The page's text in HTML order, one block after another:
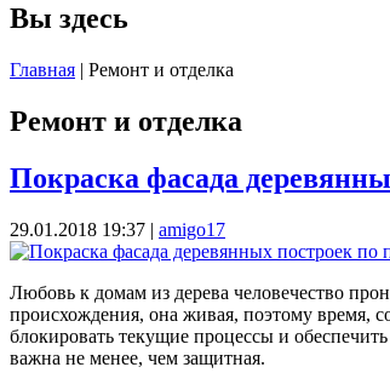
Вы здесь
Главная | Ремонт и отделка
Ремонт и отделка
Покраска фасада
29.01.2018 19:37 | amigo17
Любовь к домам из дерева человечество
происхождения, она живая, поэтому время,
блокировать текущие процессы и
важна не менее, чем защитная.